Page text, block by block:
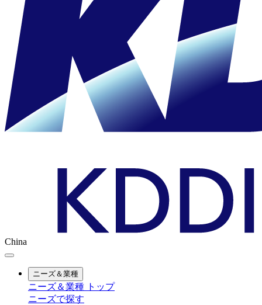
China
ニーズ＆業種
ニーズ＆業種 トップ
ニーズで探す